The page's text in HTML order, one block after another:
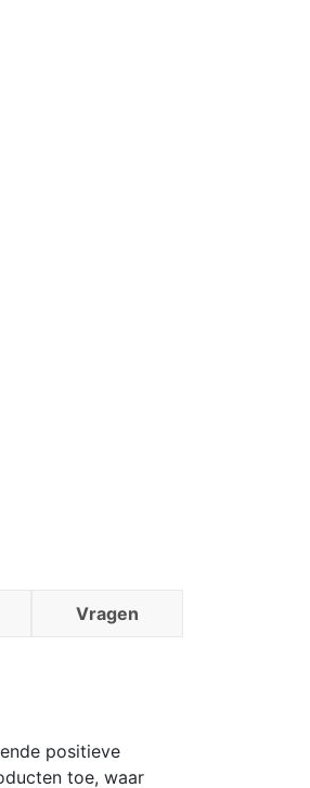
Vragen
positieve
toe, waar